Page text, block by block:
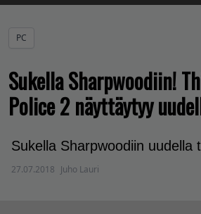
PC
Sukella Sharpwoodiin!
Police 2 näyttäytyy
Sukella Sharpwoodiin uudella
27.07.2018 Juho Lauri